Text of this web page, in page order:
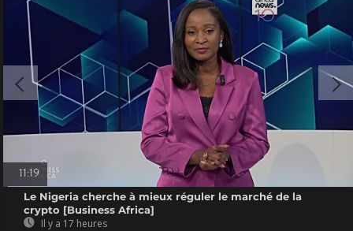
11:19
Le Nigeria cherche à mieux réguler le marché de la
crypto [Business Africa]
Il y a 17 heures